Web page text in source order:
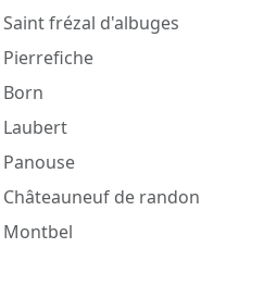
frézal d'albuges
de randon
Montbel